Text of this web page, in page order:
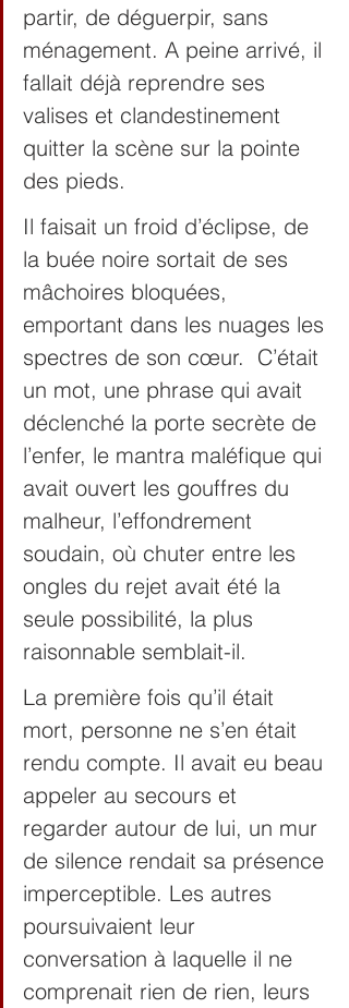
partir, de déguerpir, sans
ménagement. A peine arrivé, il
fallait déjà reprendre ses
valises et clandestinement
quitter la scène sur la pointe
des pieds.
Il faisait un froid d’éclipse, de
la buée noire sortait de ses
mâchoires bloquées,
emportant dans les nuages les
spectres de son cœur.  C’était
un mot, une phrase qui avait
déclenché la porte secrète de
l’enfer, le mantra maléfique qui
avait ouvert les gouffres du
malheur, l’effondrement
soudain, où chuter entre les
ongles du rejet avait été la
seule possibilité, la plus
raisonnable semblait-il.
La première fois qu’il était
mort, personne ne s’en était
rendu compte. Il avait eu beau
appeler au secours et
regarder autour de lui, un mur
de silence rendait sa présence
imperceptible. Les autres
poursuivaient leur
conversation à laquelle il ne
comprenait rien de rien, leurs